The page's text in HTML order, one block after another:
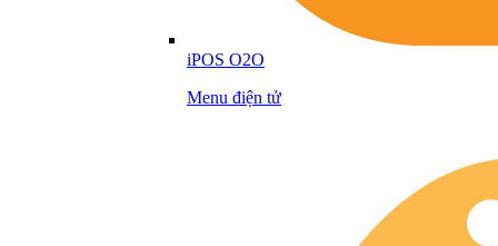
iPOS O2O
Menu điện tử